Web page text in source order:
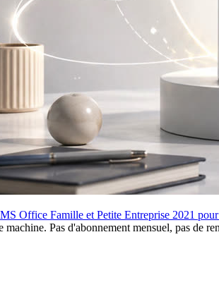
MS Office Famille et Petite Entreprise 2021
Pas d'abonnement mensuel, pas de